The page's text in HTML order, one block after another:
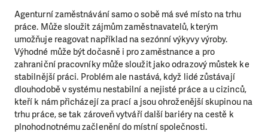
Agenturní zaměstnávání samo o sobě má své místo na trhu
práce. Může sloužit zájmům zaměstnavatelů, kterým
umožňuje reagovat například na sezónní výkyvy výroby.
Výhodné může být dočasně i pro zaměstnance a pro
zahraniční pracovníky může sloužit jako odrazový můstek ke
stabilnější práci. Problém ale nastává, když lidé zůstávají
dlouhodobě v systému nestabilní a nejisté práce a u cizinců,
kteří k nám přicházejí za prací a jsou ohroženější skupinou na
trhu práce, se tak zároveň vytváří další bariéry na cestě k
plnohodnotnému začlenění do místní společnosti.